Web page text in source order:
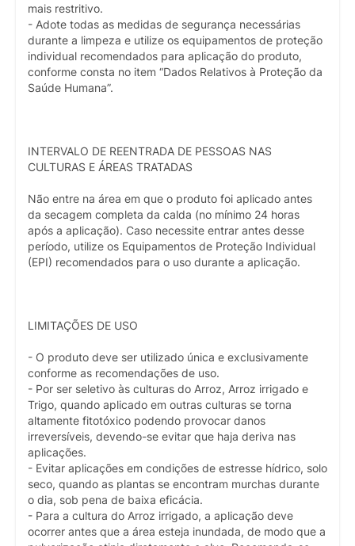
mais restritivo.
- Adote todas as medidas de segurança necessárias
durante a limpeza e utilize os equipamentos de proteção
individual recomendados para aplicação do produto,
conforme consta no item “Dados Relativos à Proteção da
Saúde Humana”.
INTERVALO DE REENTRADA DE PESSOAS NAS
CULTURAS E ÁREAS TRATADAS
Não entre na área em que o produto foi aplicado antes
da secagem completa da calda (no mínimo 24 horas
após a aplicação). Caso necessite entrar antes desse
período, utilize os Equipamentos de Proteção Individual
(EPI) recomendados para o uso durante a aplicação.
LIMITAÇÕES DE USO
- O produto deve ser utilizado única e exclusivamente
conforme as recomendações de uso.
- Por ser seletivo às culturas do Arroz, Arroz irrigado e
Trigo, quando aplicado em outras culturas se torna
altamente fitotóxico podendo provocar danos
irreversíveis, devendo-se evitar que haja deriva nas
aplicações.
- Evitar aplicações em condições de estresse hídrico, solo
seco, quando as plantas se encontram murchas durante
o dia, sob pena de baixa eficácia.
- Para a cultura do Arroz irrigado, a aplicação deve
ocorrer antes que a área esteja inundada, de modo que a